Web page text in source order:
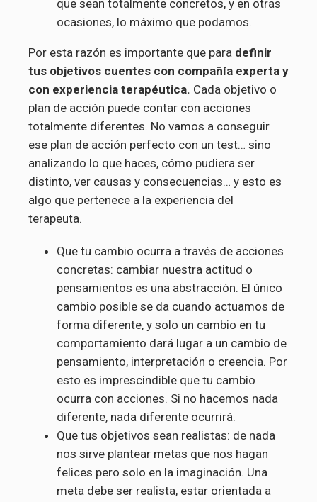
que sean totalmente concretos, y en otras
ocasiones, lo máximo que podamos.
Por esta razón es importante que para definir
tus objetivos cuentes con compañía experta y
con experiencia terapéutica. Cada objetivo o
plan de acción puede contar con acciones
totalmente diferentes. No vamos a conseguir
ese plan de acción perfecto con un test… sino
analizando lo que haces, cómo pudiera ser
distinto, ver causas y consecuencias… y esto es
algo que pertenece a la experiencia del
terapeuta.
Que tu cambio ocurra a través de acciones
concretas: cambiar nuestra actitud o
pensamientos es una abstracción. El único
cambio posible se da cuando actuamos de
forma diferente, y solo un cambio en tu
comportamiento dará lugar a un cambio de
pensamiento, interpretación o creencia. Por
esto es imprescindible que tu cambio
ocurra con acciones. Si no hacemos nada
diferente, nada diferente ocurrirá.
Que tus objetivos sean realistas: de nada
nos sirve plantear metas que nos hagan
felices pero solo en la imaginación. Una
meta debe ser realista, estar orientada a